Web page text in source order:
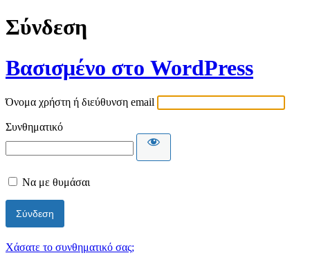
Σύνδεση
Βασισμένο στο WordPress
Όνομα χρήστη ή διεύθυνση email
Συνθηματικό
Να με θυμάσαι
Χάσατε το συνθηματικό σας;